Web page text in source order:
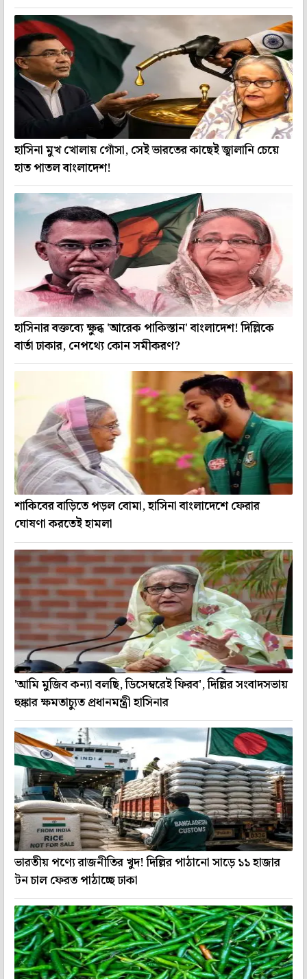
হাসিনা মুখ খোলায় গোঁসা, সেই ভারতের কাছেই জ্বালানি চেয়ে
হাত পাতল বাংলাদেশ!
হাসিনার বক্তব্যে ক্ষুব্ধ 'আরেক পাকিস্তান' বাংলাদেশ! দিল্লিকে
বার্তা ঢাকার, নেপথ্যে কোন সমীকরণ?
শাকিবের বাড়িতে পড়ল বোমা, হাসিনা বাংলাদেশে ফেরার
ঘোষণা করতেই হামলা
'আমি মুজিব কন্যা বলছি, ডিসেম্বরেই ফিরব', দিল্লির সংবাদসভায়
হুঙ্কার ক্ষমতাচ্যুত প্রধানমন্ত্রী হাসিনার
ভারতীয় পণ্যে রাজনীতির খুদ! দিল্লির পাঠানো সাড়ে ১১ হাজার
টন চাল ফেরত পাঠাচ্ছে ঢাকা